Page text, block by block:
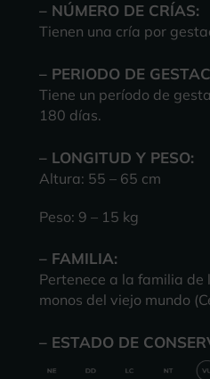
– NÚMERO DE CRÍAS:
Tienen una cría por
– PERIODO DE
Tiene un período de
180 días.
– LONGITUD Y PESO:
Altura: 55 – 65 cm
Peso: 9 – 15 kg
– FAMILIA:
Pertenece a la familia de
monos del viejo mundo
– ESTADO DE